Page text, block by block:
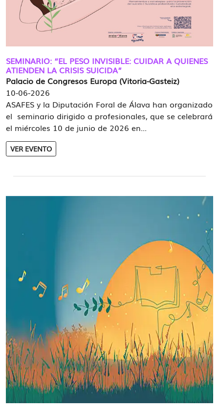
SEMINARIO: “EL PESO INVISIBLE: CUIDAR A QUIENES
ATIENDEN LA CRISIS SUICIDA”
Palacio de Congresos Europa (Vitoria-Gasteiz)
10-06-2026
ASAFES y la Diputación Foral de Álava han organizado
el seminario dirigido a profesionales, que se celebrará
el miércoles 10 de junio de 2026 en...
VER EVENTO